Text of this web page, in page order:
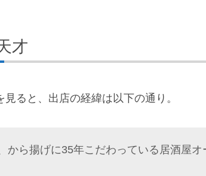
才
見ると、出店の経緯は以下の通り。
から揚げに35年こだわっている居酒屋オ